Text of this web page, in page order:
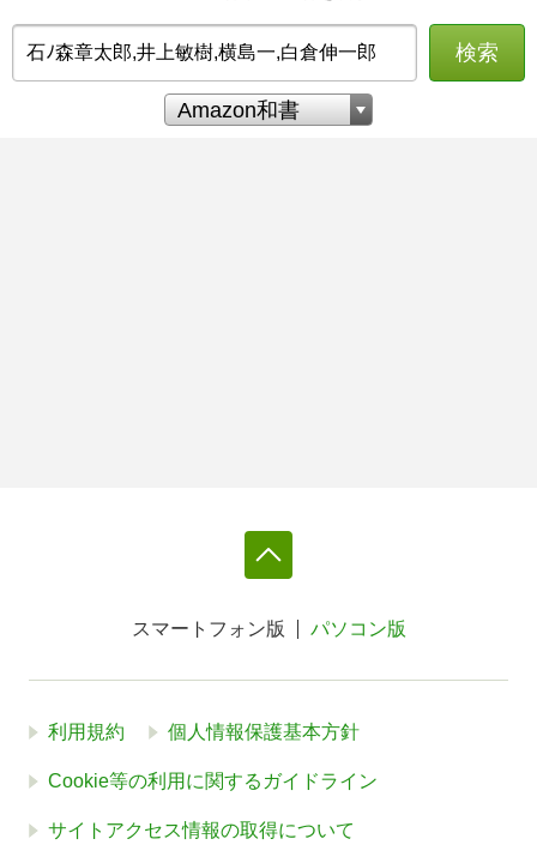
検索
スマートフォン版 パソコン版
利用規約 個人情報保護基本方針
Cookie等の利用に関するガイドライン
サイトアクセス情報の取得について